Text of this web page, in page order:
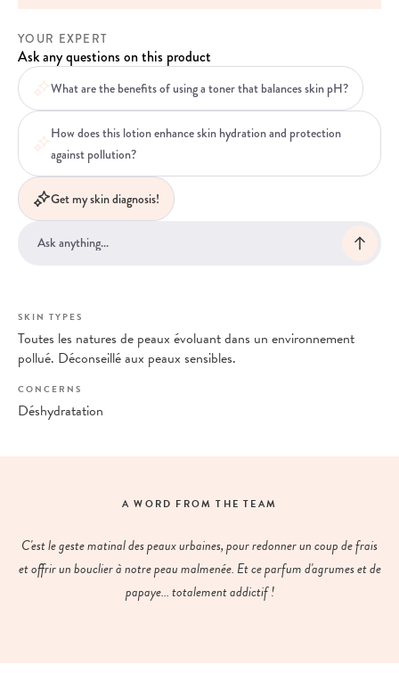
YOUR EXPERT
Ask any questions on this product
What are the benefits of using a toner that balances skin pH?
How does this lotion enhance skin hydration and protection
against pollution?
Get my skin diagnosis!
SKIN TYPES
Toutes les natures de peaux évoluant dans un environnement
pollué. Déconseillé aux peaux sensibles.
CONCERNS
Déshydratation
A WORD FROM THE TEAM
C'est le geste matinal des peaux urbaines, pour redonner un coup de frais
et offrir un bouclier à notre peau malmenée. Et ce parfum d'agrumes et de
papaye... totalement addictif !